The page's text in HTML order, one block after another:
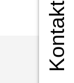
Kontakt